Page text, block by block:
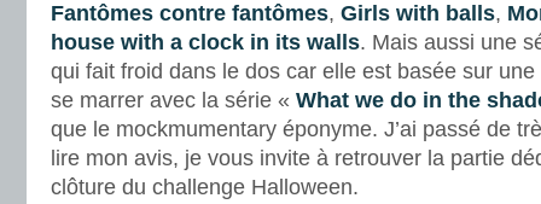
Fantômes contre fantômes, Girls with balls,
house with a clock in its walls. Mais aussi une
qui fait froid dans le dos car elle est basée sur
se marrer avec la série « What we do in the
que le mockmumentary éponyme. J’ai passé de
lire mon avis, je vous invite à retrouver la partie
clôture du challenge Halloween.